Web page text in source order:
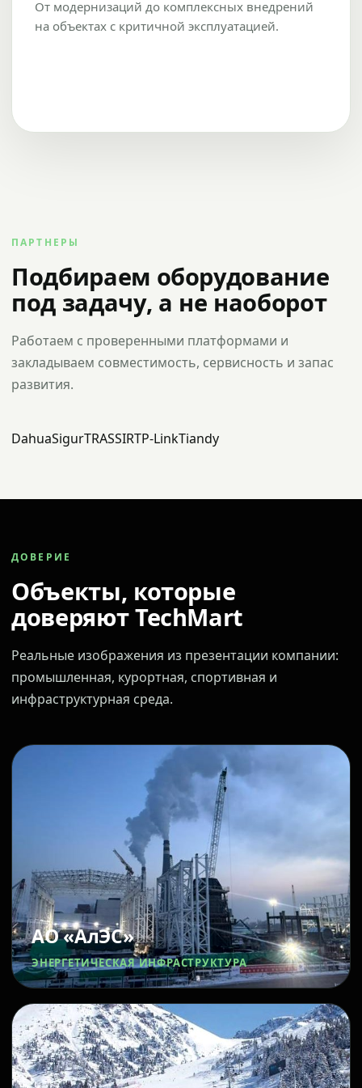
От модернизаций до комплексных внедрений
на объектах с критичной эксплуатацией.
ПАРТНЕРЫ
Подбираем оборудование
под задачу, а не наоборот
Работаем с проверенными платформами и
закладываем совместимость, сервисность и запас
развития.
DahuaSigurTRASSIRTP-LinkTiandy
ДОВЕРИЕ
Объекты, которые
доверяют TechMart
Реальные изображения из презентации компании:
промышленная, курортная, спортивная и
инфраструктурная среда.
АО «АлЭС»
ЭНЕРГЕТИЧЕСКАЯ ИНФРАСТРУКТУРА